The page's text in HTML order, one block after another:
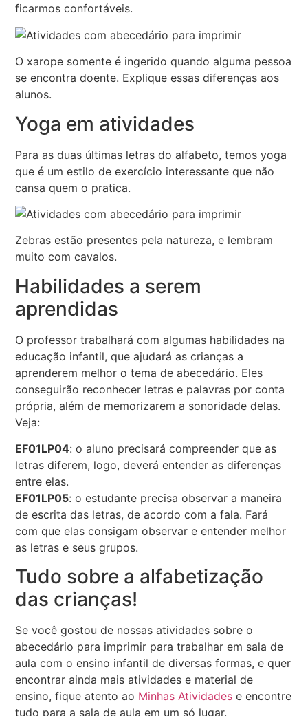
ficarmos confortáveis.
O xarope somente é ingerido quando alguma pessoa
se encontra doente. Explique essas diferenças aos
alunos.
Yoga em atividades
Para as duas últimas letras do alfabeto, temos yoga
que é um estilo de exercício interessante que não
cansa quem o pratica.
Zebras estão presentes pela natureza, e lembram
muito com cavalos.
Habilidades a serem
aprendidas
O professor trabalhará com algumas habilidades na
educação infantil, que ajudará as crianças a
aprenderem melhor o tema de abecedário. Eles
conseguirão reconhecer letras e palavras por conta
própria, além de memorizarem a sonoridade delas.
Veja:
EF01LP04: o aluno precisará compreender que as
letras diferem, logo, deverá entender as diferenças
entre elas.
EF01LP05: o estudante precisa observar a maneira
de escrita das letras, de acordo com a fala. Fará
com que elas consigam observar e entender melhor
as letras e seus grupos.
Tudo sobre a alfabetização
das crianças!
Se você gostou de nossas atividades sobre o
abecedário para imprimir para trabalhar em sala de
aula com o ensino infantil de diversas formas, e quer
encontrar ainda mais atividades e material de
ensino, fique atento ao Minhas Atividades e encontre
tudo para a sala de aula em um só lugar.